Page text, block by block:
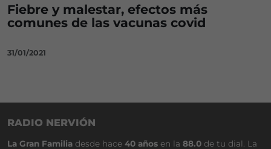
Fiebre y malestar, efectos más
comunes de las vacunas covid
31/01/2021
RADIO NERVIÓN
La Gran Familia desde hace 40 años en la 88.0 de tu dial. La